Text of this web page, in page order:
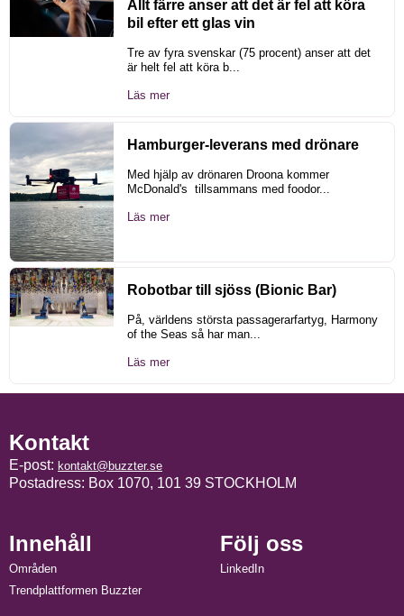
Allt färre anser att det är fel att köra
bil efter ett glas vin
Tre av fyra svenskar (75 procent) anser att det
är helt fel att köra b...
Läs mer
Hamburger-leverans med drönare
Med hjälp av drönaren Droona kommer
McDonald's tillsammans med foodor...
Läs mer
Robotbar till sjöss (Bionic Bar)
På, världens största passagerarfartyg, Harmony
of the Seas så har man...
Läs mer
Kontakt
E-post: kontakt@buzzter.se
Postadress: Box 1070, 101 39 STOCKHOLM
Innehåll
Områden
Trendplattformen Buzzter
Följ oss
LinkedIn